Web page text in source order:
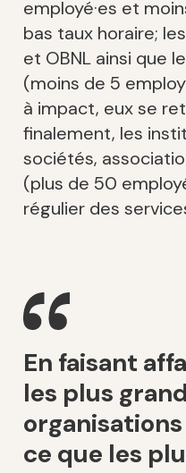
employé·es et
bas taux horaire;
et OBNL ainsi que
(moins de 5
à impact, eux se
finalement, les
sociétés,
(plus de 50
régulier des
En faisant
les plus
ce que les